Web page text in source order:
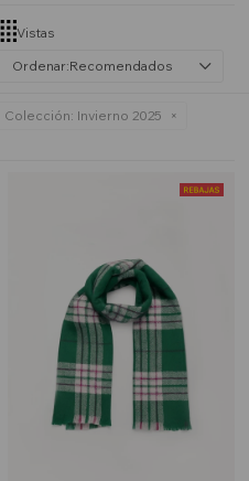
Vistas
Recomendados
Colección: Invierno 2025